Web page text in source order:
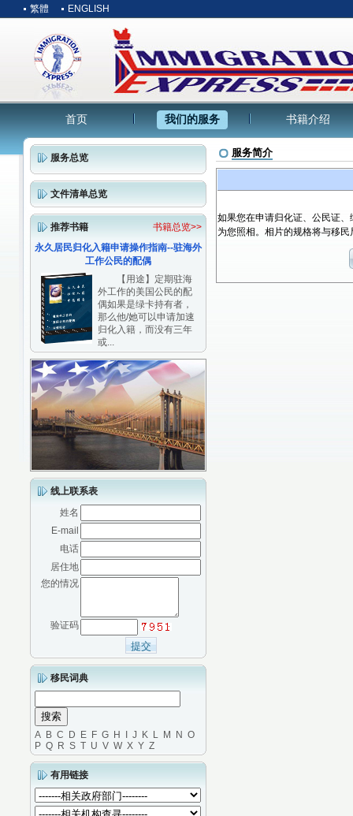
繁體 ENGLISH
首页 我们的服务 书籍介绍
服务总览
文件清单总览
推荐书籍
书籍总览>>
永久居民归化入籍申请操作指南--驻海外
工作公民的配偶
【用途】定期驻海
外工作的美国公民的配
偶如果是绿卡持有者，
那么他/她可以申请加速
归化入籍，而没有三年
或...
线上联系表
姓名
E-mail
电话
居住地
您的情况
验证码
移民词典
A B C D E F G H J K L M N O
P Q R S T U V W X Y Z
有用链接
服务简介
如果您在申请归化证、公民证
为您照相。相片的规格将与移